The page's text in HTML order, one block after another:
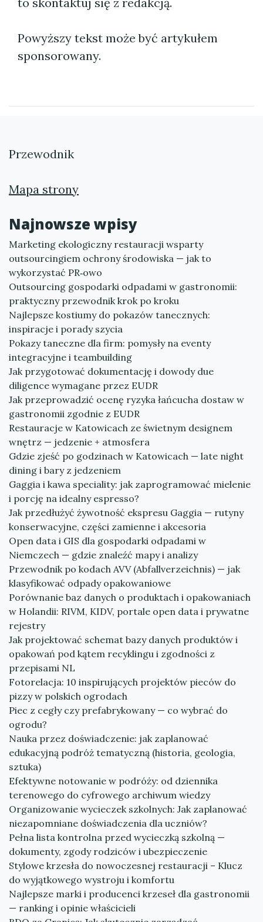
Powyższy tekst może być artykułem
sponsorowany.
Przewodnik
Mapa strony
Najnowsze wpisy
Marketing ekologiczny restauracji wsparty
outsourcingiem ochrony środowiska — jak to
wykorzystać PR‑owo
Outsourcing gospodarki odpadami w gastronomii:
praktyczny przewodnik krok po kroku
Najlepsze kostiumy do pokazów tanecznych:
inspiracje i porady szycia
Pokazy taneczne dla firm: pomysły na eventy
integracyjne i teambuilding
Jak przygotować dokumentację i dowody due
diligence wymagane przez EUDR
Jak przeprowadzić ocenę ryzyka łańcucha dostaw w
gastronomii zgodnie z EUDR
Restauracje w Katowicach ze świetnym designem
wnętrz — jedzenie + atmosfera
Gdzie zjeść po godzinach w Katowicach — late night
dining i bary z jedzeniem
Gaggia i kawa speciality: jak zaprogramować mielenie
i porcję na idealny espresso?
Jak przedłużyć żywotność ekspresu Gaggia — rutyny
konserwacyjne, części zamienne i akcesoria
Open data i GIS dla gospodarki odpadami w
Niemczech — gdzie znaleźć mapy i analizy
Przewodnik po kodach AVV (Abfallverzeichnis) — jak
klasyfikować odpady opakowaniowe
Porównanie baz danych o produktach i opakowaniach
w Holandii: RIVM, KIDV, portale open data i prywatne
rejestry
Jak projektować schemat bazy danych produktów i
opakowań pod kątem recyklingu i zgodności z
przepisami NL
Fotorelacja: 10 inspirujących projektów pieców do
pizzy w polskich ogrodach
Piec z cegły czy prefabrykowany — co wybrać do
ogrodu?
Nauka przez doświadczenie: jak zaplanować
edukacyjną podróż tematyczną (historia, geologia,
sztuka)
Efektywne notowanie w podróży: od dziennika
terenowego do cyfrowego archiwum wiedzy
Organizowanie wycieczek szkolnych: Jak zaplanować
niezapomniane doświadczenia dla uczniów?
Pełna lista kontrolna przed wycieczką szkolną —
dokumenty, zgody rodziców i ubezpieczenie
Stylowe krzesła do nowoczesnej restauracji – Klucz
do wyjątkowego wystroju i komfortu
Najlepsze marki i producenci krzeseł dla gastronomii
— ranking i opinie właścicieli